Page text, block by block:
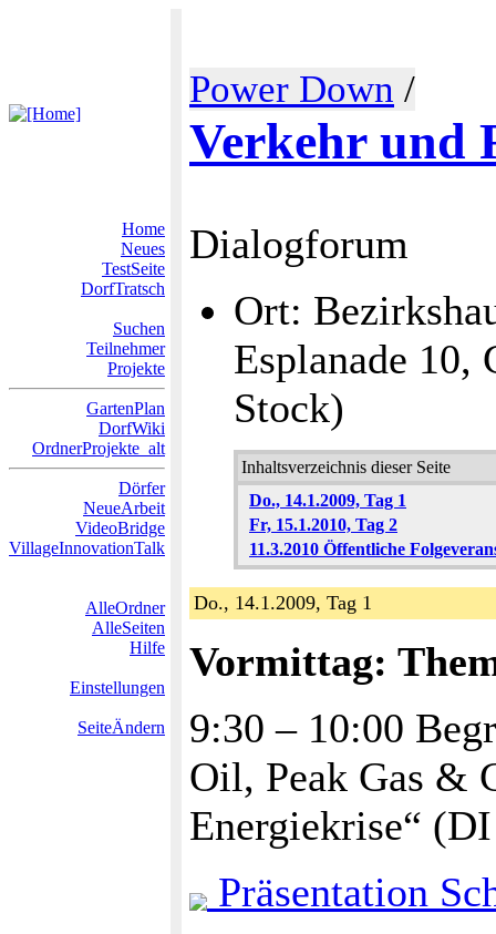
Power Down /
Verkehr und
Home
Neues
TestSeite
DorfTratsch
Suchen
Teilnehmer
Projekte
GartenPlan
DorfWiki
OrdnerProjekte_alt
Dörfer
NeueArbeit
VideoBridge
VillageInnovationTalk
AlleOrdner
AlleSeiten
Hilfe
Einstellungen
SeiteÄndern
Dialogforum
Ort:
Esplanade 10,
Stock)
Inhaltsverzeichnis dieser Seite
Do., 14.1.2009, Tag 1
Fr, 15.1.2010, Tag 2
11.3.2010 Öffentliche
Do., 14.1.2009, Tag 1
Vormittag:
9:30 – 10:00
Oil, Peak Gas &
Energiekrise“
Präsentation